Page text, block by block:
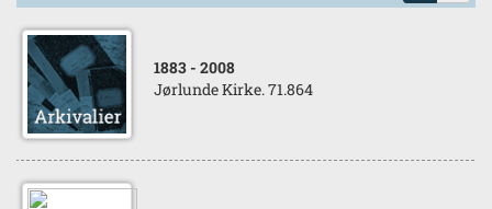
1883 - 2008
Jørlunde Kirke. 71.864